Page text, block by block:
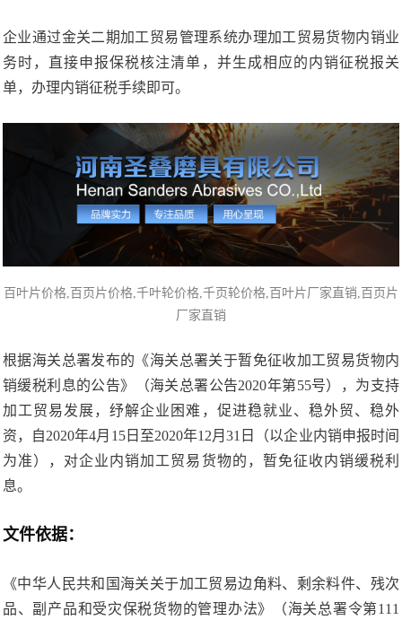
企业通过金关二期加工贸易管理系统办理加工贸易货物内销业
务时，直接申报保税核注清单，并生成相应的内销征税报关
单，办理内销征税手续即可。
百叶片价格,百页片价格,千叶轮价格,千页轮价格,百叶片厂家直销,百页片
厂家直销
根据海关总署发布的《海关总署关于暂免征收加工贸易货物内
销缓税利息的公告》（海关总署公告2020年第55号），为支持
加工贸易发展，纾解企业困难，促进稳就业、稳外贸、稳外
资，自2020年4月15日至2020年12月31日（以企业内销申报时间
为准），对企业内销加工贸易货物的，暂免征收内销缓税利
息。
文件依据：
《中华人民共和国海关关于加工贸易边角料、剩余料件、残次
品、副产品和受灾保税货物的管理办法》（海关总署令第111